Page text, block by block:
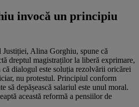
invocă un principiu
Alina Gorghiu, spune că
dreptul magistraților la liberă exprimare,
că dialogul este soluția rezolvării oricărei
nu protestul. Principiul conform
să depășească salariul este unul moral.
această reformă a pensiilor de